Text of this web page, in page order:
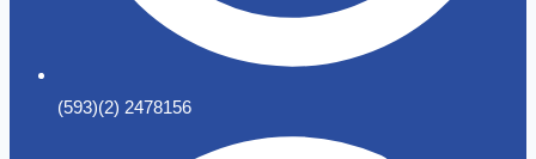
(593)(2) 2478156